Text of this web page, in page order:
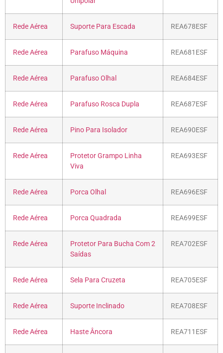
Rede Aérea Suporte Para Escada REA678ESF
Rede Aérea Parafuso Máquina REA681ESF
Rede Aérea Parafuso Olhal REA684ESF
Rede Aérea Parafuso Rosca Dupla REA687ESF
Rede Aérea Pino Para Isolador REA690ESF
Rede Aérea
Protetor Grampo Linha
Viva
REA693ESF
Rede Aérea Porca Olhal REA696ESF
Rede Aérea Porca Quadrada REA699ESF
Rede Aérea
Protetor Para Bucha Com 2
Saídas
REA702ESF
Rede Aérea Sela Para Cruzeta REA705ESF
Rede Aérea Suporte Inclinado REA708ESF
Rede Aérea Haste Âncora REA711ESF